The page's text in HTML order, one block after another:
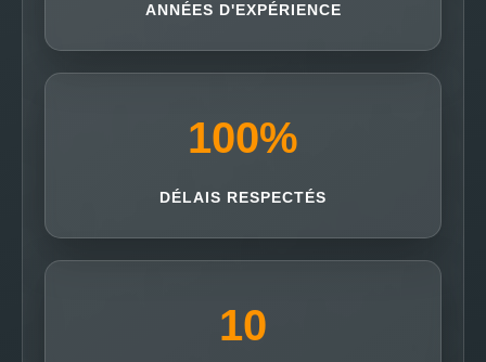
ANNÉES D'EXPÉRIENCE
100%
DÉLAIS RESPECTÉS
10